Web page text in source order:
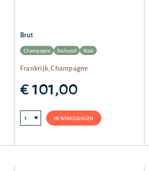
Brut
Champagne Exclusief Rosé
Frankrijk, Champagne
€ 101,00
IN WINKELWAGEN